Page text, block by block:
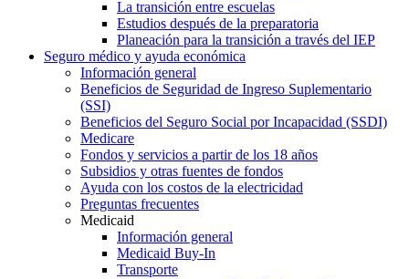
La transición entre escuelas
Estudios después de la preparatoria
Planeación para la transición a través del IEP
Seguro médico y ayuda económica
Información general
Beneficios de Seguridad de Ingreso Suplementario
(SSI)
Beneficios del Seguro Social por Incapacidad (SSDI)
Medicare
Fondos y servicios a partir de los 18 años
Subsidios y otras fuentes de fondos
Ayuda con los costos de la electricidad
Preguntas frecuentes
Medicaid
Información general
Medicaid Buy-In
Transporte